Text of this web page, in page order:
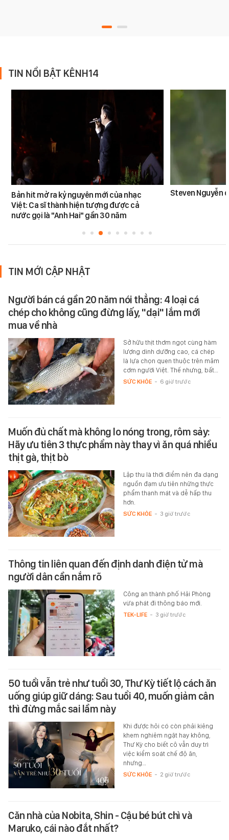
TIN NỔI BẬT KÊNH14
Bản hit mở ra kỷ nguyên mới của nhạc
Việt: Ca sĩ thành hiện tượng được cả
nước gọi là "Anh Hai" gần 30 năm
Steven Nguyễn
TIN MỚI CẬP NHẬT
Người bán cá gần 20 năm nói thẳng: 4 loại cá
chép cho không cũng đừng lấy, "dại" lắm mới
mua về nhà
Sở hữu thịt thơm ngọt cùng hàm
lượng dinh dưỡng cao, cá chép
là lựa chọn quen thuộc trên mâm
cơm người Việt. Thế nhưng, bất…
SỨC KHỎE - 6 giờ trước
Muốn đủ chất mà không lo nóng trong, rôm sảy:
Hãy ưu tiên 3 thực phẩm này thay vì ăn quá nhiều
thịt gà, thịt bò
Lập thu là thời điểm nên đa dạng
nguồn đạm ưu tiên những thực
phẩm thanh mát và dễ hấp thu
hơn.
SỨC KHỎE - 3 giờ trước
Thông tin liên quan đến định danh điện tử mà
người dân cần nắm rõ
Công an thành phố Hải Phòng
vừa phát đi thông báo mới.
TEK-LIFE - 3 giờ trước
50 tuổi vẫn trẻ như tuổi 30, Thư Kỳ tiết lộ cách ăn
uống giúp giữ dáng: Sau tuổi 40, muốn giảm cân
thì đừng mắc sai lầm này
Khi được hỏi có còn phải kiêng
khem nghiêm ngặt hay không,
Thư Kỳ cho biết cô vẫn duy trì
việc kiểm soát chế độ ăn,
nhưng…
SỨC KHỎE - 2 giờ trước
Căn nhà của Nobita, Shin - Cậu bé bút chì và
Maruko, cái nào đắt nhất?